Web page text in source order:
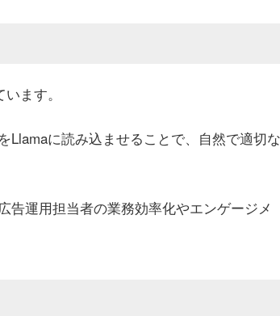
ます。
Llamaに読み込ませることで、自然で適切な
告運用担当者の業務効率化やエンゲージメ